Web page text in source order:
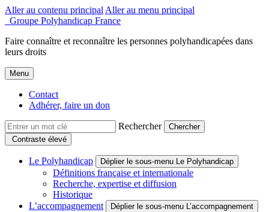
Aller au contenu principal Aller au menu principal
Groupe Polyhandicap France
Faire connaître et reconnaître les personnes polyhandicapées dans
leurs droits
Menu
Contact
Adhérer, faire un don
Rechercher
Contraste élevé
Le Polyhandicap Déplier le sous-menu Le Polyhandicap
Définitions française et internationale
Recherche, expertise et diffusion
Historique
L’accompagnement
Déplier le sous-menu L’accompagnement